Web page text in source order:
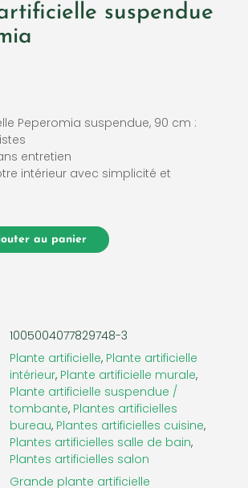
suspendue
Peperomia suspendue, 90 cm :
entretien
intérieur avec simplicité et
au panier
1005004077829748-3
Plante artificielle, Plante artificielle
intérieur, Plante artificielle murale,
Plante artificielle suspendue /
tombante, Plantes artificielles
bureau, Plantes artificielles cuisine,
Plantes artificielles salle de bain,
Plantes artificielles salon
Grande plante artificielle